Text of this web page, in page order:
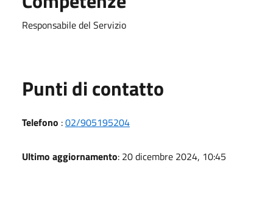
Responsabile del Servizio
Punti di contatto
Telefono :02/905195204
Ultimo aggiornamento: 20 dicembre 2024, 10:45